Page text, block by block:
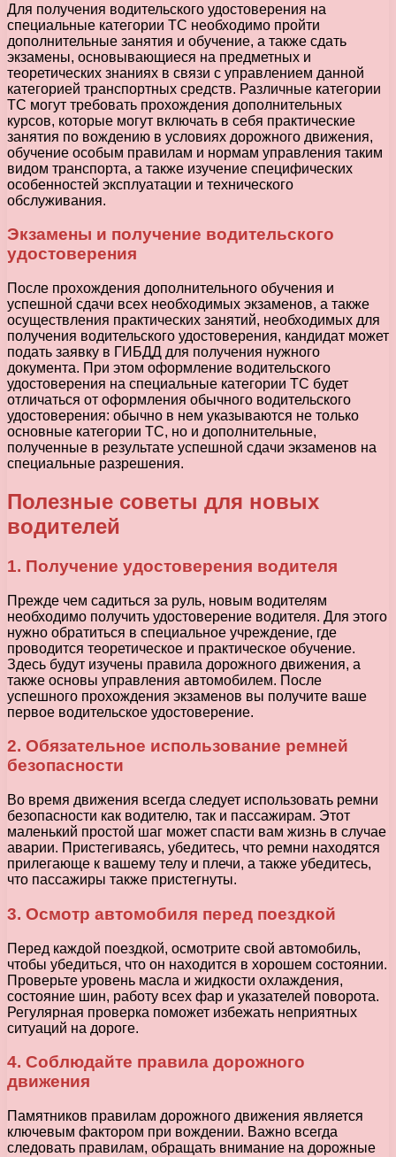
Для получения водительского удостоверения на
специальные категории ТС необходимо пройти
дополнительные занятия и обучение, а также сдать
экзамены, основывающиеся на предметных и
теоретических знаниях в связи с управлением данной
категорией транспортных средств. Различные категории
ТС могут требовать прохождения дополнительных
курсов, которые могут включать в себя практические
занятия по вождению в условиях дорожного движения,
обучение особым правилам и нормам управления таким
видом транспорта, а также изучение специфических
особенностей эксплуатации и технического
обслуживания.
Экзамены и получение водительского
удостоверения
После прохождения дополнительного обучения и
успешной сдачи всех необходимых экзаменов, а также
осуществления практических занятий, необходимых для
получения водительского удостоверения, кандидат может
подать заявку в ГИБДД для получения нужного
документа. При этом оформление водительского
удостоверения на специальные категории ТС будет
отличаться от оформления обычного водительского
удостоверения: обычно в нем указываются не только
основные категории ТС, но и дополнительные,
полученные в результате успешной сдачи экзаменов на
специальные разрешения.
Полезные советы для новых
водителей
1. Получение удостоверения водителя
Прежде чем садиться за руль, новым водителям
необходимо получить удостоверение водителя. Для этого
нужно обратиться в специальное учреждение, где
проводится теоретическое и практическое обучение.
Здесь будут изучены правила дорожного движения, а
также основы управления автомобилем. После
успешного прохождения экзаменов вы получите ваше
первое водительское удостоверение.
2. Обязательное использование ремней
безопасности
Во время движения всегда следует использовать ремни
безопасности как водителю, так и пассажирам. Этот
маленький простой шаг может спасти вам жизнь в случае
аварии. Пристегиваясь, убедитесь, что ремни находятся
прилегающе к вашему телу и плечи, а также убедитесь,
что пассажиры также пристегнуты.
3. Осмотр автомобиля перед поездкой
Перед каждой поездкой, осмотрите свой автомобиль,
чтобы убедиться, что он находится в хорошем состоянии.
Проверьте уровень масла и жидкости охлаждения,
состояние шин, работу всех фар и указателей поворота.
Регулярная проверка поможет избежать неприятных
ситуаций на дороге.
4. Соблюдайте правила дорожного
движения
Памятников правилам дорожного движения является
ключевым фактором при вождении. Важно всегда
следовать правилам, обращать внимание на дорожные